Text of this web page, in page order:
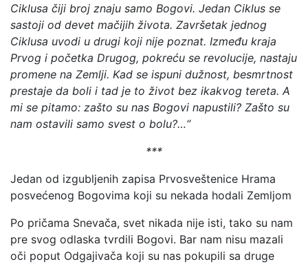
Ciklusa čiji broj znaju samo Bogovi. Jedan Ciklus se
sastoji od devet mačijih života. Završetak jednog
Ciklusa uvodi u drugi koji nije poznat. Između kraja
Prvog i početka Drugog, pokreću se revolucije, nastaju
promene na Zemlji. Kad se ispuni dužnost, besmrtnost
prestaje da boli i tad je to život bez ikakvog tereta. A
mi se pitamo: zašto su nas Bogovi napustili? Zašto su
nam ostavili samo svest o bolu?…“
***
Jedan od izgubljenih zapisa Prvosveštenice Hrama
posvećenog Bogovima koji su nekada hodali Zemljom
Po pričama Snevača, svet nikada nije isti, tako su nam
pre svog odlaska tvrdili Bogovi. Bar nam nisu mazali
oči poput Odgajivača koji su nas pokupili sa druge